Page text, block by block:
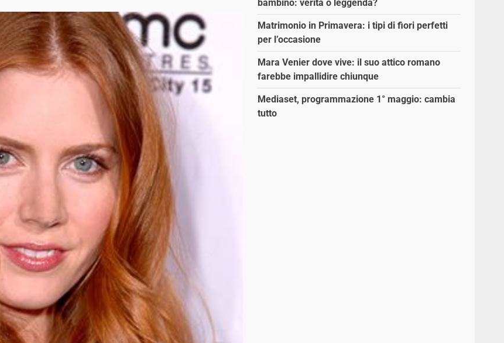
bambino: verità o leggenda?
Matrimonio in Primavera: i tipi di fiori perfetti
per l’occasione
Mara Venier dove vive: il suo attico romano
farebbe impallidire chiunque
Mediaset, programmazione 1° maggio: cambia
tutto